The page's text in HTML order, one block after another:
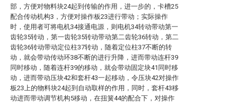
部，方便对物料块24起到传输的作用，进一步的，卡槽25
配合传动机构3，方便对操作板23进行带动；实际操作
时，使用者可将电机34接通电源，则电机34转动带动第一
齿轮35转动，第一齿轮35转动带动第二齿轮36转动，第二
齿轮36转动带动定位柱37转动，随着定位柱37不断的转
动，就会带动传动环38不断的进行升降，进而带动连杆39
同时移动，随着连杆39的移动，就会带动固定块41同时移
动，进而带动压块42和套杆43一起移动，令压块42对操作
板23上的物料块24起到自动取样的作用，同时，套杆43移
动进而带动调节机构5移动，在扭簧44的配合下，对操作